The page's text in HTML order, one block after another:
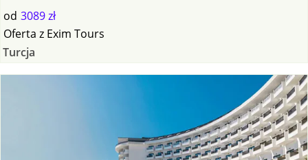
od 3089 zł
Oferta z Exim Tours
Turcja